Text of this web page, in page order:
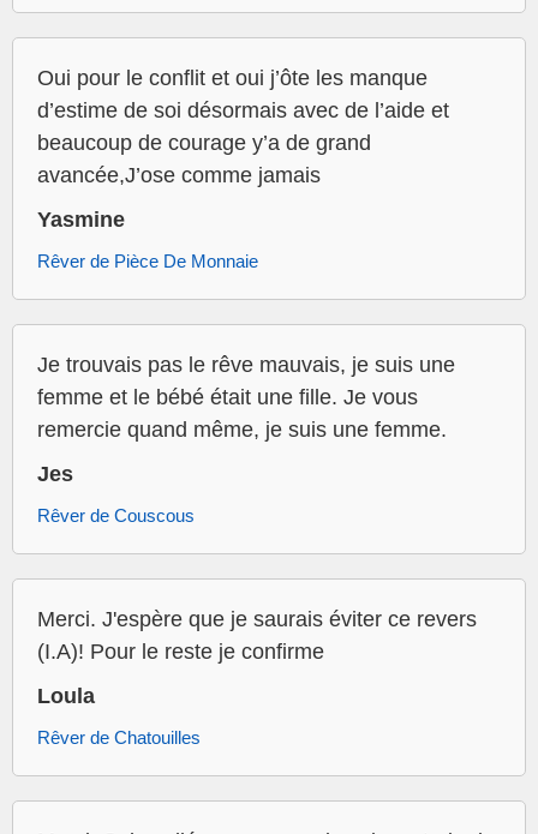
Oui pour le conflit et oui j’ôte les manque
d’estime de soi désormais avec de l’aide et
beaucoup de courage y’a de grand
avancée,J’ose comme jamais
Yasmine
Rêver de Pièce De Monnaie
Je trouvais pas le rêve mauvais, je suis une
femme et le bébé était une fille. Je vous
remercie quand même, je suis une femme.
Jes
Rêver de Couscous
Merci. J'espère que je saurais éviter ce revers
(I.A)! Pour le reste je confirme
Loula
Rêver de Chatouilles